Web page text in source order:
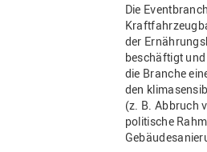
Die
der
beschäftigt
die Branche
den
(z. B. Abbruch
politische